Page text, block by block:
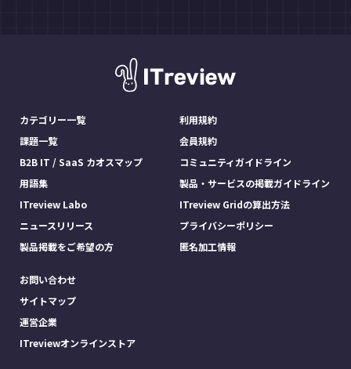
カテゴリー一覧
課題一覧
B2B IT / SaaS カオスマップ
用語集
ITreview Labo
ニュースリリース
製品掲載をご希望の方
利用規約
会員規約
コミュニティガイドライン
製品・サービスの掲載ガイドライン
ITreview Gridの算出方法
プライバシーポリシー
匿名加工情報
お問い合わせ
サイトマップ
運営企業
ITreviewオンラインストア